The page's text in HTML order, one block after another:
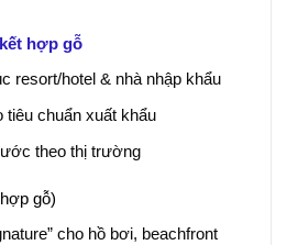
hợp gỗ
resort/hotel & nhà nhập khẩu
tiêu chuẩn xuất khẩu
theo thị trường
gỗ)
cho hồ bơi, beachfront